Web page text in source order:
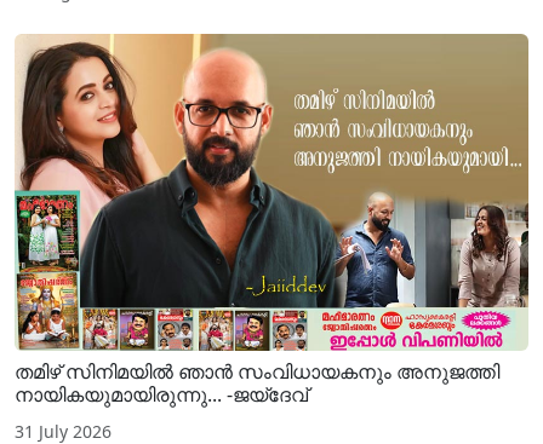
തമിഴ് സിനിമയില്‍ ഞാന്‍ സംവിധായകനും അനുജത്തി
നായികയുമായിരുന്നു... -ജയ്ദേവ്
31 July 2026